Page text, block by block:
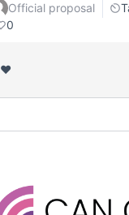
Official proposal
0
❤️